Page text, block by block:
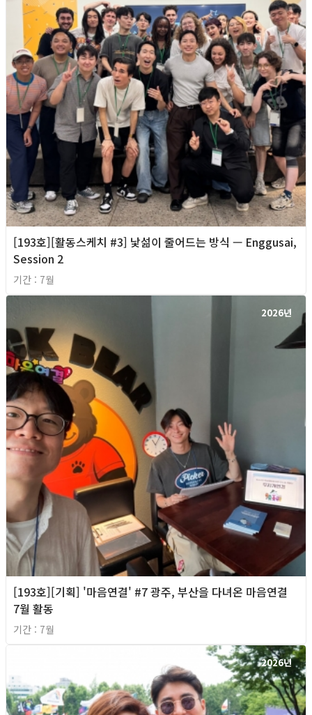
[193호][활동스케치 #3] 낯섦이 줄어드는 방식 — Enggusai,
Session 2
기간 : 7월
2026년
[193호][기획] '마음연결' #7 광주, 부산을 다녀온 마음연결
7월 활동
기간 : 7월
2026년